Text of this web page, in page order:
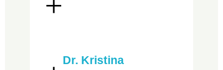
Dr. Kristina